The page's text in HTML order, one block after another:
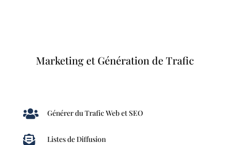
Marketing et Génération de Trafic
 Générer du Trafic Web et SEO
 Listes de Diffusion